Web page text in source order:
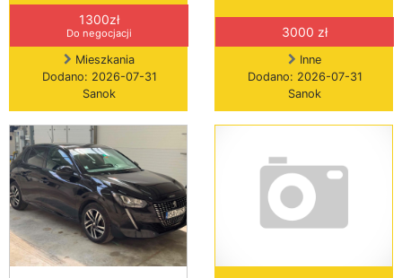
1300zł
Do negocjacji
Mieszkania
Dodano: 2026-07-31
Sanok
3000 zł
Inne
Dodano: 2026-07-31
Sanok